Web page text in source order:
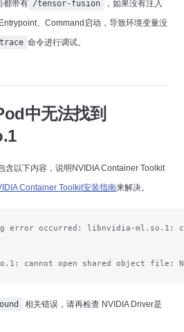
都带有 /tensor-fusion
，如果没有注入
、Command启动，导致环境变量没
命令进行调试。
中无法找到
含以下内容，说明NVIDIA Container Toolkit
Container Toolkit安装指南来解决。
error occurred: libnvidia-ml.so.1:
cannot open shared object file:
相关错误，请再检查 NVIDIA Driver是